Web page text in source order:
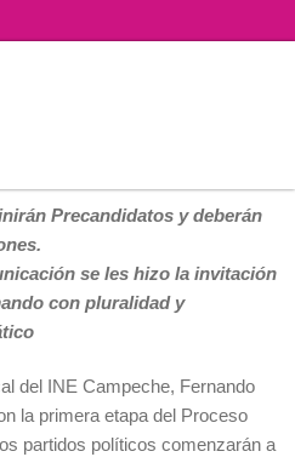
Precandidatos y deberán
se les hizo la invitación
con pluralidad y
del INE Campeche, Fernando
la primera etapa del Proceso
partidos políticos comenzarán a